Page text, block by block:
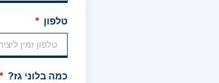
טלפון
כמה בלוני גז?